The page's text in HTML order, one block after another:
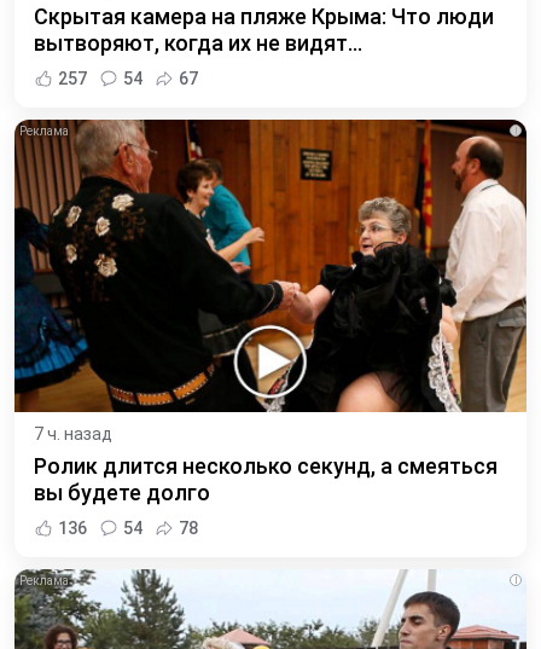
Скрытая камера на пляже Крыма: Что люди
вытворяют, когда их не видят...
257 54 67
i
7 ч. назад
Ролик длится несколько секунд, а смеяться
вы будете долго
136 54 78
i